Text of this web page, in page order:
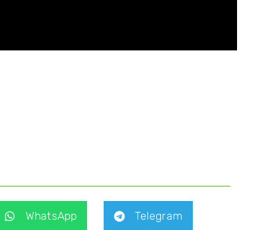
WhatsApp Telegram